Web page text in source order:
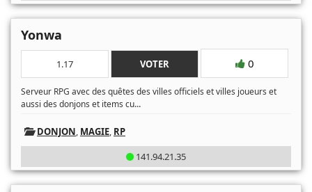
Yonwa
1.17 VOTER 0
Serveur RPG avec des quêtes des villes officiels et villes joueurs et
aussi des donjons et items cu...
DONJON, MAGIE, RP
141.94.21.35